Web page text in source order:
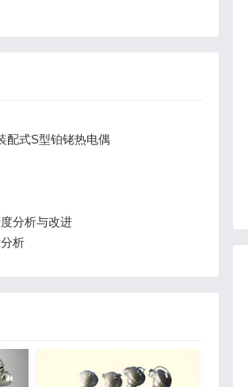
配式S型铂铑热电偶
分析与改进
析